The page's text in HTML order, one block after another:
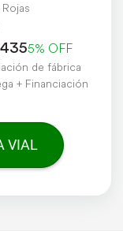
5% OFF
de fábrica
+ Financiación
VIAL